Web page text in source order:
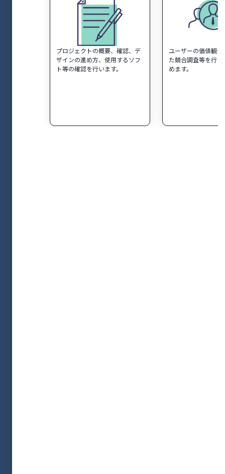
プロジェクトの概要、確認、デ
ザインの進め方、使用するソフ
ト等の確認を行います。
ユーザーの価値観や
た競合調査等を行い
めます。